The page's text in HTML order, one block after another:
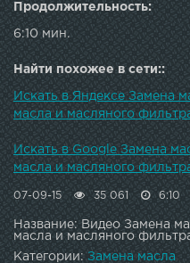
Продолжительность:
6:10 мин.
Найти похожее в сети::
Искать в Яндексе Замена
масла и масляного
Искать в Google Замена
масла и масляного
07-09-15 35 061 6:10
Название: Видео Замена
масла и масляного
Категории:Замена масла